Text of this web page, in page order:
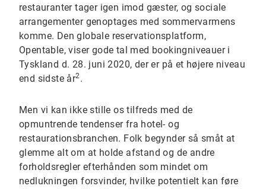
restauranter tager igen imod gæster, og sociale
arrangementer genoptages med sommervarmens
komme. Den globale reservationsplatform,
Opentable, viser gode tal med bookingniveauer i
Tyskland d. 28. juni 2020, der er på et højere niveau
end sidste år2.
Men vi kan ikke stille os tilfreds med de
opmuntrende tendenser fra hotel- og
restaurationsbranchen. Folk begynder så småt at
glemme alt om at holde afstand og de andre
forholdsregler efterhånden som mindet om
nedlukningen forsvinder, hvilke potentielt kan føre